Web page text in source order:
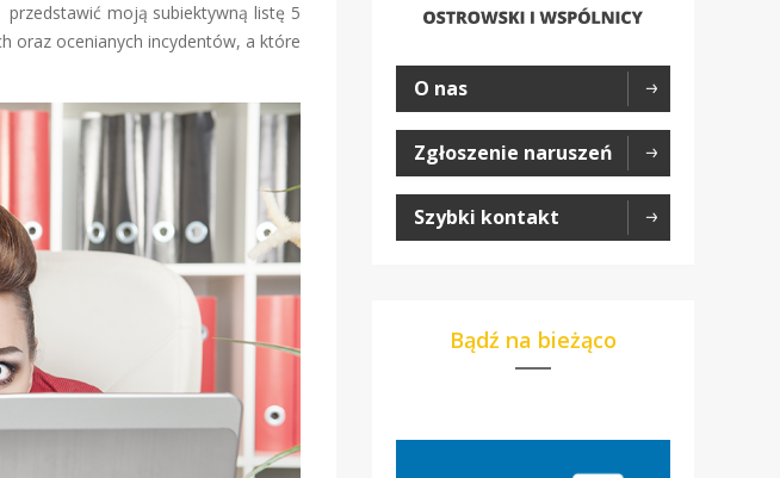
moją subiektywną listę 5
oraz ocenianych incydentów, a które
O nas
Zgłoszenie naruszeń
Szybki kontakt
Bądź na bieżąco